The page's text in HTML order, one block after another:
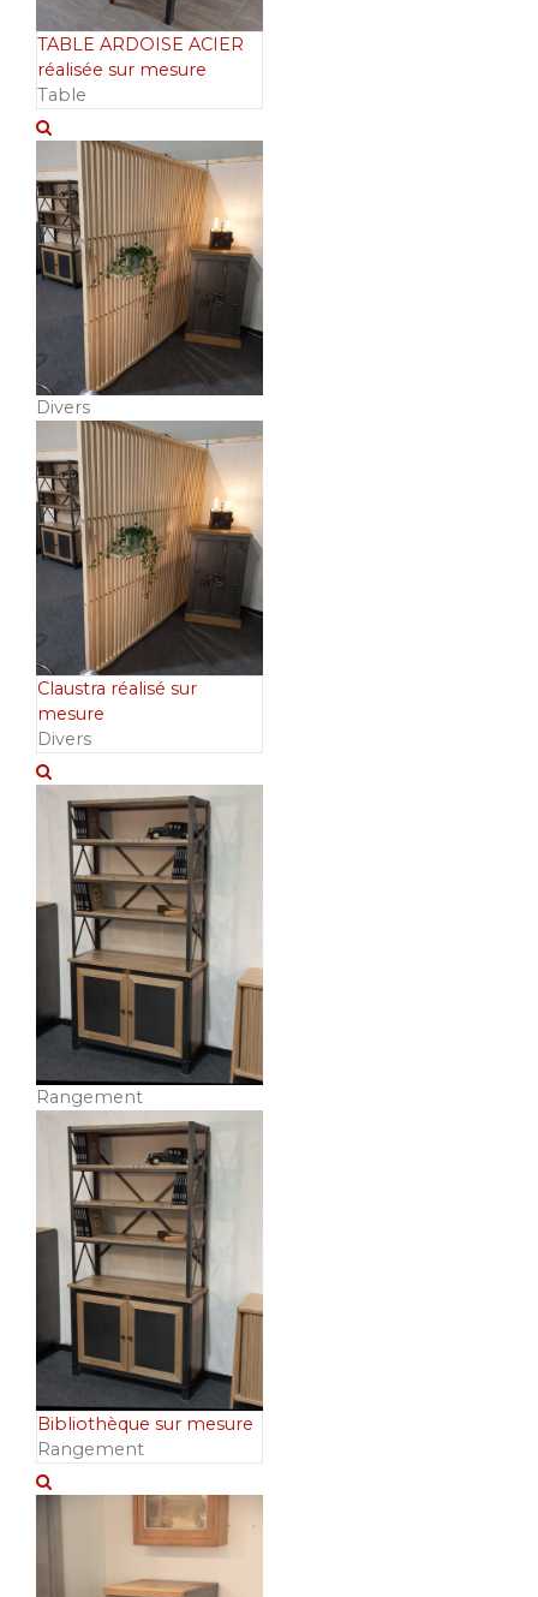
TABLE ARDOISE ACIER
réalisée sur mesure
Table
Divers
Claustra réalisé sur
mesure
Divers
Rangement
Bibliothèque sur mesure
Rangement